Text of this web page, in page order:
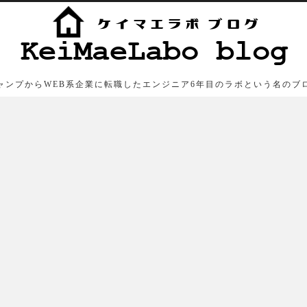
ンプからWEB系企業に転職したエンジニア6年目のラボという名のブ